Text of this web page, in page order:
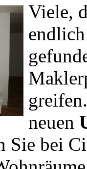
Viele,
neuen
Sie bei